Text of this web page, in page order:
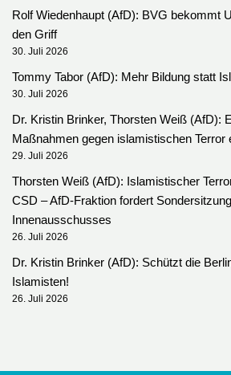
Rolf Wiedenhaupt (AfD): BVG bekommt
den Griff
30. Juli 2026
Tommy Tabor (AfD): Mehr Bildung statt
30. Juli 2026
Dr. Kristin Brinker, Thorsten Weiß (AfD):
Maßnahmen gegen islamistischen Terror
29. Juli 2026
Thorsten Weiß (AfD): Islamistischer
CSD – AfD-Fraktion fordert
Innenausschusses
26. Juli 2026
Dr. Kristin Brinker (AfD): Schützt die
Islamisten!
26. Juli 2026